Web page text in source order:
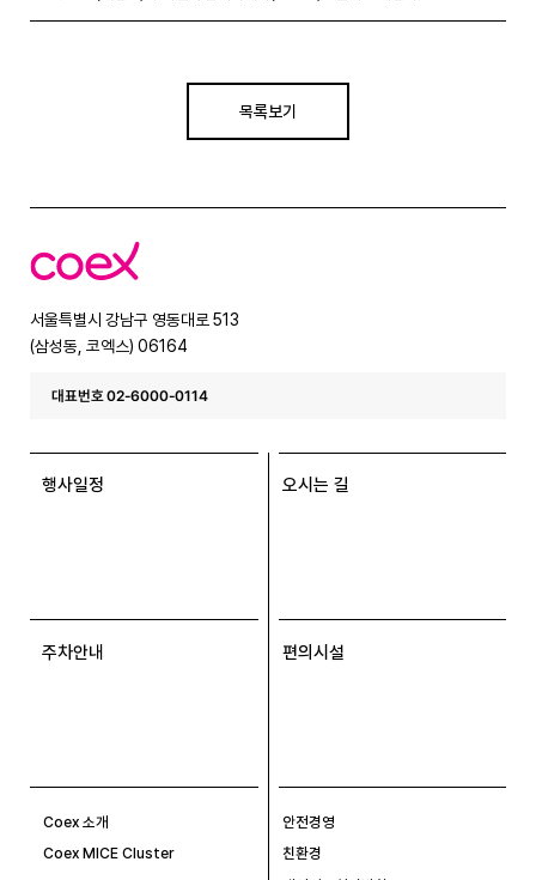
목록보기
코
엑
서울특별시 강남구 영동대로 513
(삼성동, 코엑스) 06164
대표번호 02-6000-0114
행사일정 오시는 길
주차안내 편의시설
Coex 소개
Coex MICE Cluster
안전경영
친환경